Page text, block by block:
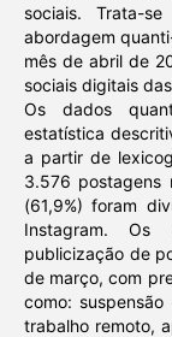
sociais. Trata-
abordagem
mês de abril de
sociais digitais
Os dados
estatística
a partir de
3.576 postagens
(61,9%) foram
Instagram. Os
publicização de
de março, com
como:
trabalho remoto,